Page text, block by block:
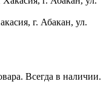
г. Абакан, ул.
Всегда в наличии.